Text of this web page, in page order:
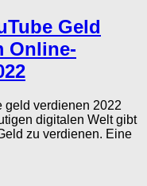
Geld
Online-
geld verdienen 2022
digitalen Welt gibt
zu verdienen. Eine